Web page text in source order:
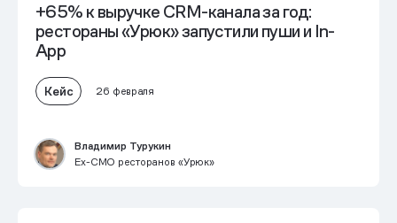
+65% к выручке CRM-канала за год:
рестораны «Урюк» запустили пуши и In-
App
Кейс 26 февраля
Владимир Турукин
Ex-СМО ресторанов «Урюк»